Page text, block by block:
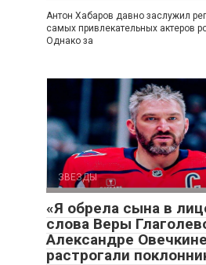
Антон Хабаров давно заслужил
самых привлекательных актеров
Однако за
ЗВЕЗДЫ
«Я обрела сына в
слова Веры
Александре
растрогали